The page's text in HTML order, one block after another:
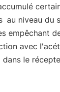
au niveau du
empêchant
avec
dans le